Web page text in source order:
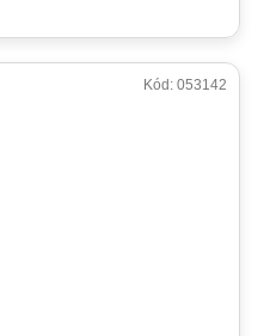
Kód: 053142